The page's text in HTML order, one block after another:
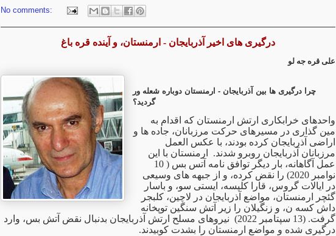
No comments:
درگیری های اخیر آذربایجان - ارمنستان، و آینده قره باغ
علی قره جه لو
چرا درگیری ها بین آذربایجان - ارمنستان دوباره شعله ور
گردید؟
واحدهای خرابکاری ارتش ارمنستان که اقدام به
مین گذاری در مسیرهای حرکت مرزبانان، جاده ها و
اراضی آذربایجان کرده بودند، با عکس العمل
مرزبانان آذربایجان روبرو شدند. ارمنستان با این
عمل آگاهانه، بار دیگر توافق نامه آتس بس ( 10
نوامبر 2020) را نقض کرده، و از جبهه های وسیعی
در ایالات گروس، قارا کلیسه، ایستی سو، و باسار
گئچر ارمنستان، مواضع آذربایجان در لاچین، کلبجر
داش کسه ن، و زنگیلان را زیر آتش سنگین توپخانه
گرفت. (13 سپتامبر 2022) نیروهای مسلح ارتش آذربایجان بدنبال نقض آتش بس، وارد
درگیری شده و مواضع ارمنستان را بشدت کوبیدند.